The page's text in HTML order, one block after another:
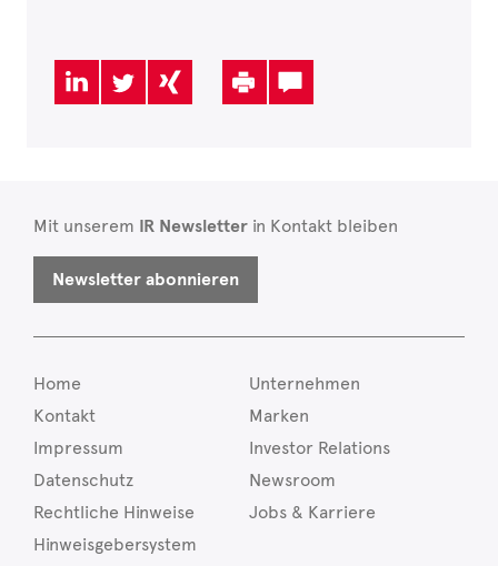
Mit unserem IR Newsletter in Kontakt bleiben
Newsletter abonnieren
Home
Kontakt
Impressum
Datenschutz
Rechtliche Hinweise
Hinweisgebersystem
Unternehmen
Marken
Investor Relations
Newsroom
Jobs & Karriere